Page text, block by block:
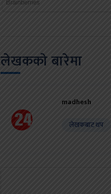
लेखकको बारेमा
madhesh
लेखकबाट थप